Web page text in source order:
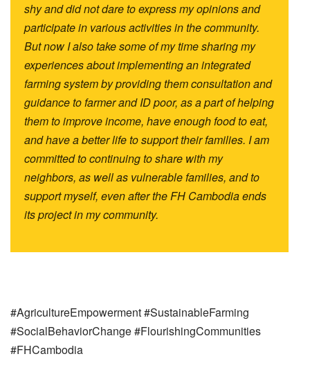
shy and did not dare to express my opinions and
participate in various activities in the community.
But now I also take some of my time sharing my
experiences about implementing an integrated
farming system by providing them consultation and
guidance to farmer and ID poor, as a part of helping
them to improve income, have enough food to eat,
and have a better life to support their families. I am
committed to continuing to share with my
neighbors, as well as vulnerable families, and to
support myself, even after the FH Cambodia ends
its project in my community.
#AgricultureEmpowerment #SustainableFarming
#SocialBehaviorChange #FlourishingCommunities
#FHCambodia